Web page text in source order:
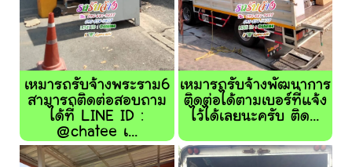
เหมารถรับจ้างพระราม6
สามารถติดต่อสอบถาม
ได้ที่ LINE ID :
@chatee เ...
เหมารถรับจ้างพัฒนาการ
ติดต่อได้ตามเบอร์ที่แจ้ง
ไว้ได้เลยนะครับ ติด...